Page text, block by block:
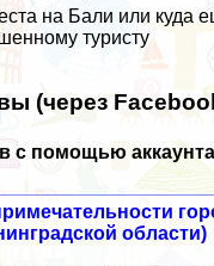
на Бали или куда
туристу
(через
с помощью
области)